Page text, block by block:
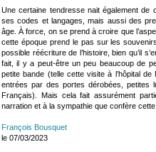
Une certaine tendresse nait également de
ses codes et langages, mais aussi des
âge. À force, on se prend à croire que
cette époque prend le pas sur les
possible réécriture de l’histoire, bien qu’il
fait, il y a peut-être un peu beaucoup de
petite bande (telle cette visite à l’hôpital
entrées par des portes dérobées, petites
Français). Mais cela fait assurément
narration et à la sympathie que confère cette
François Bousquet
le 07/03/2023